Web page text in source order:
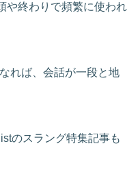
や終わりで頻繁に使われ
れば、会話が一段と地
のスラング特集記事も